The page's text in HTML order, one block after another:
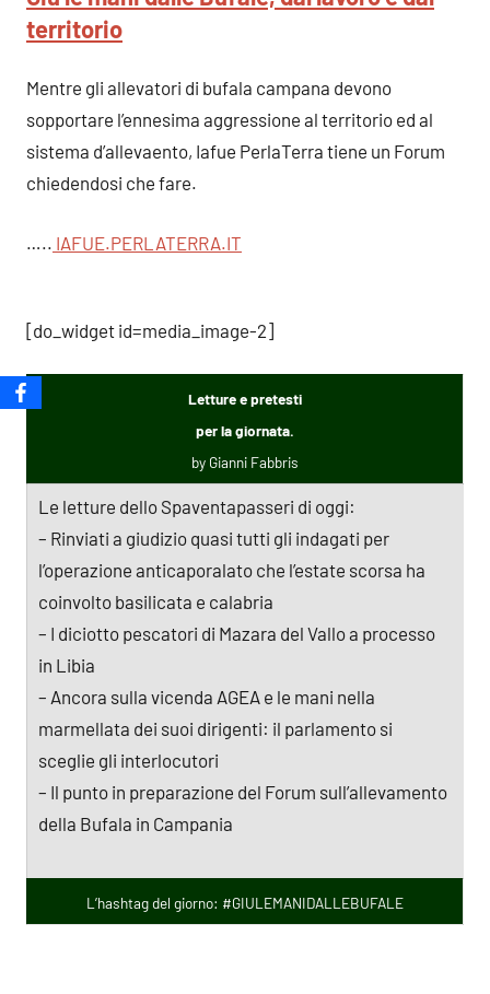
territorio
Mentre gli allevatori di bufala campana devono
sopportare l’ennesima aggressione al territorio ed al
sistema d’allevaento, Iafue PerlaTerra tiene un Forum
chiedendosi che fare.
….. IAFUE.PERLATERRA.IT
[do_widget id=media_image-2]
Letture e pretesti
per la giornata.
by Gianni Fabbris
Le letture dello Spaventapasseri di oggi:
– Rinviati a giudizio quasi tutti gli indagati per
l’operazione anticaporalato che l’estate scorsa ha
coinvolto basilicata e calabria
– I diciotto pescatori di Mazara del Vallo a processo
in Libia
– Ancora sulla vicenda AGEA e le mani nella
marmellata dei suoi dirigenti: il parlamento si
sceglie gli interlocutori
– Il punto in preparazione del Forum sull’allevamento
della Bufala in Campania
L’hashtag del giorno: #GIULEMANIDALLEBUFALE